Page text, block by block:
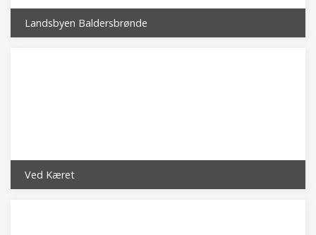
Landsbyen Baldersbrønde
Ved Kæret